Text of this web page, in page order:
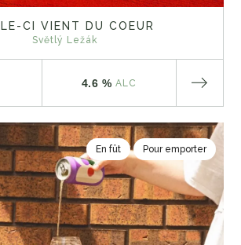
CI VIENT DU COEUR
Světlý Ležák
4.6 % ALC
En fût Pour emporter